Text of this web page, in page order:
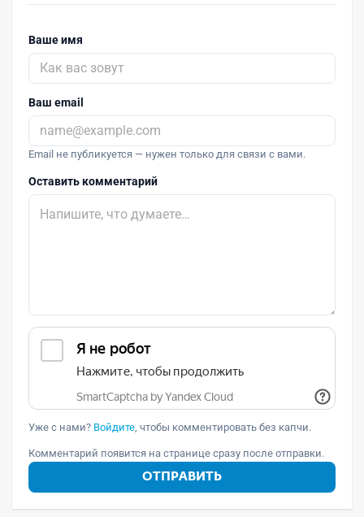
Ваше имя
Ваш email
Email не публикуется — нужен только для связи с вами.
Оставить комментарий
Уже с нами? Войдите , чтобы комментировать без капчи.
Комментарий появится на странице сразу после отправки.
ОТПРАВИТЬ